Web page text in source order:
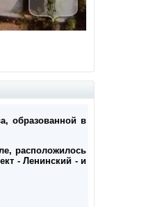
образованной в
расположилось
- Ленинский - и